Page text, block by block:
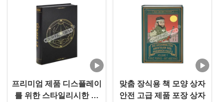
프리미엄 제품 디스플레이
를 위한 스타일리시한 장
맞춤 장식용 책 모양 상자
안전 고급 제품 포장 상자